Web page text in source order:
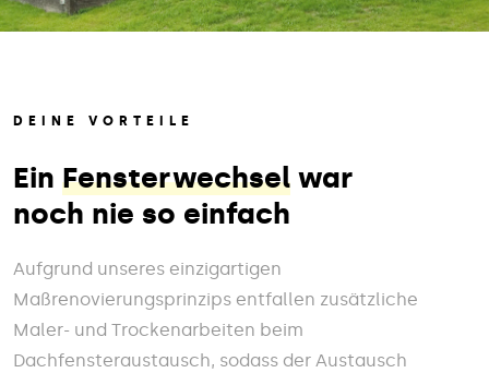
DEINE VORTEILE
Ein Fensterwechsel war
noch nie so einfach
Aufgrund unseres einzigartigen
Maßrenovierungsprinzips entfallen zusätzliche
Maler- und Trockenarbeiten beim
Dachfensteraustausch, sodass der Austausch